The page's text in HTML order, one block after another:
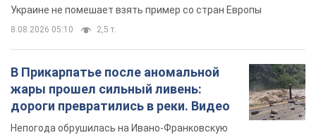
Украине не помешает взять пример со стран Европы
8.08.2026 05:10 2,5 т.
В Прикарпатье после аномальной
жары прошел сильный ливень:
дороги превратились в реки. Видео
Непогода обрушилась на Ивано-Франковскую